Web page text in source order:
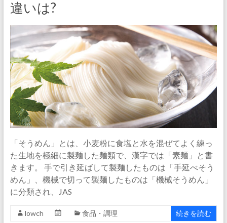
違いは?
「そうめん」とは、小麦粉に食塩と水を混ぜてよく練っ
た生地を極細に製麺した麺類で、漢字では「素麺」と書
きます。 手で引き延ばして製麺したものは「手延べそう
めん」、機械で切って製麺したものは「機械そうめん」
に分類され、JAS
lowch 食品・調理 続きを読む